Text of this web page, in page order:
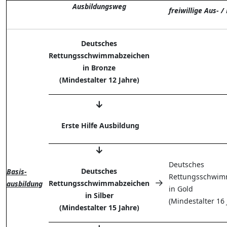
Ausbildungsweg freiwillige Aus- /
Basis-
ausbildung
Deutsches
Rettungsschwimmabzeichen
in Bronze
(Mindestalter 12 Jahre)
↓
Erste Hilfe Ausbildung
↓
Deutsches
Rettungsschwimmabzeichen
in Silber
(Mindestalter 15 Jahre)
→
Deutsches
in Gold
(Mindestalter 16